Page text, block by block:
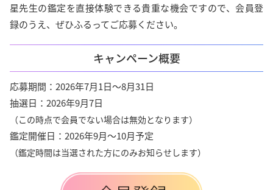
星先生の鑑定を直接体験できる貴重な機会ですので、会員登
録のうえ、ぜひふるってご応募ください。
キャンペーン概要
応募期間：2026年7月1日～8月31日
抽選日：2026年9月7日
（この時点で会員でない場合は無効となります）
鑑定開催日：2026年9月～10月予定
（鑑定時間は当選された方にのみお知らせします）